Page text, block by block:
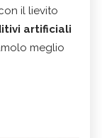
il lievito
artificiali
meglio